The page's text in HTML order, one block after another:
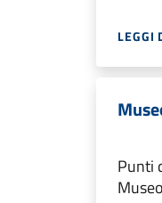
LEGGI
Punti
Museo